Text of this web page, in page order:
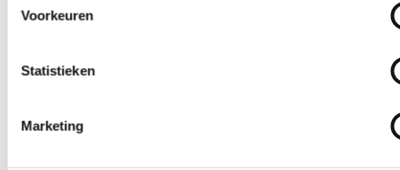
Voorkeuren
Statistieken
Marketing